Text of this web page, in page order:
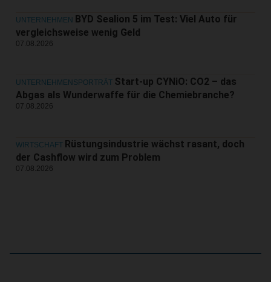
UNTERNEHMEN
BYD Sealion 5 im Test: Viel Auto für
vergleichsweise wenig Geld
07.08.2026
UNTERNEHMENSPORTRÄT Start-up CYNiO: CO2 – das
Abgas als Wunderwaffe für die Chemiebranche?
07.08.2026
WIRTSCHAFT Rüstungsindustrie wächst rasant, doch
der Cashflow wird zum Problem
07.08.2026